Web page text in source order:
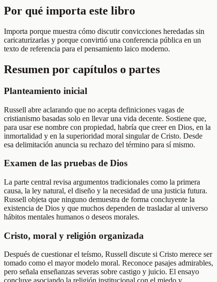
Por qué importa este libro
Importa porque muestra cómo discutir convicciones heredadas sin
caricaturizarlas y porque convirtió una conferencia pública en un
texto de referencia para el pensamiento laico moderno.
Resumen por capítulos o partes
Planteamiento inicial
Russell abre aclarando que no acepta definiciones vagas de
cristianismo basadas solo en llevar una vida decente. Sostiene que,
para usar ese nombre con propiedad, habría que creer en Dios, en la
inmortalidad y en la superioridad moral singular de Cristo. Desde
esa delimitación anuncia su rechazo del término para sí mismo.
Examen de las pruebas de Dios
La parte central revisa argumentos tradicionales como la primera
causa, la ley natural, el diseño y la necesidad de una justicia futura.
Russell objeta que ninguno demuestra de forma concluyente la
existencia de Dios y que muchos dependen de trasladar al universo
hábitos mentales humanos o deseos morales.
Cristo, moral y religión organizada
Después de cuestionar el teísmo, Russell discute si Cristo merece ser
tomado como el mayor modelo moral. Reconoce pasajes admirables,
pero señala enseñanzas severas sobre castigo y juicio. El ensayo